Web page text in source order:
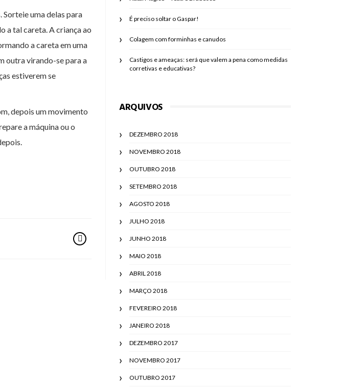
Sorteie uma delas para
a tal careta. A criança ao
a careta em uma
outra virando-se para a
estiverem se
depois um movimento
a máquina ou o
É preciso soltar o Gaspar!
Colagem com forminhas e canudos
Castigos e ameaças: será que valem a pena como medidas
corretivas e educativas?
ARQUIVOS
DEZEMBRO 2018
NOVEMBRO 2018
OUTUBRO 2018
SETEMBRO 2018
AGOSTO 2018
JULHO 2018
JUNHO 2018
MAIO 2018
ABRIL 2018
MARÇO 2018
FEVEREIRO 2018
JANEIRO 2018
DEZEMBRO 2017
NOVEMBRO 2017
OUTUBRO 2017